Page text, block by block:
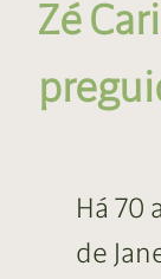
Zé
Há 70
de